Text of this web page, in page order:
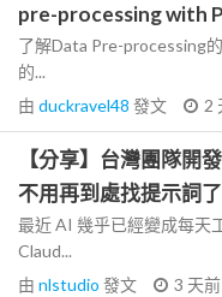
pre-processing with
了解Data Pre-processing
的...
由 duckravel48 發文 2
【分享】台灣團隊開
不用再到處找提示詞了
最近 AI 幾乎已經變成每天
Claud...
由 nlstudio 發文 3 天前